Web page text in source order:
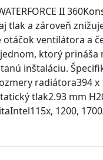
WATERFORCE II
tlak a zároveň
otáčok ventilátora a
ktorý
inštaláciu.
radiátora394
tlak2.93 mm
1200,